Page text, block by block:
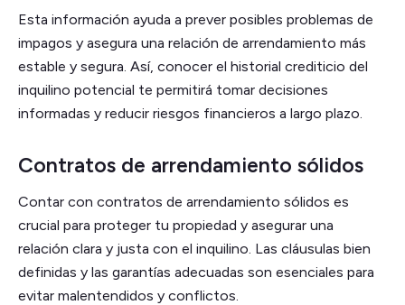
Esta información ayuda a prever posibles problemas de
impagos y asegura una relación de arrendamiento más
estable y segura. Así, conocer el historial crediticio del
inquilino potencial te permitirá tomar decisiones
informadas y reducir riesgos financieros a largo plazo.
Contratos de arrendamiento sólidos
Contar con contratos de arrendamiento sólidos es
crucial para proteger tu propiedad y asegurar una
relación clara y justa con el inquilino. Las cláusulas bien
definidas y las garantías adecuadas son esenciales para
evitar malentendidos y conflictos.